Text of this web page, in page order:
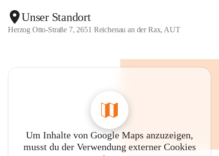
Unser Standort
Herzog Otto-Straße 7, 2651 Reichenau an der Rax, AUT
Um Inhalte von Google Maps anzuzeigen,
musst du der Verwendung externer Cookies